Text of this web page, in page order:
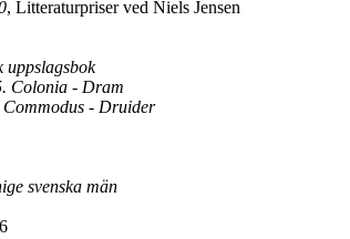
, Litteraturpriser ved Niels Jensen
uppslagsbok
Colonia - Dram
- Druider
svenska män